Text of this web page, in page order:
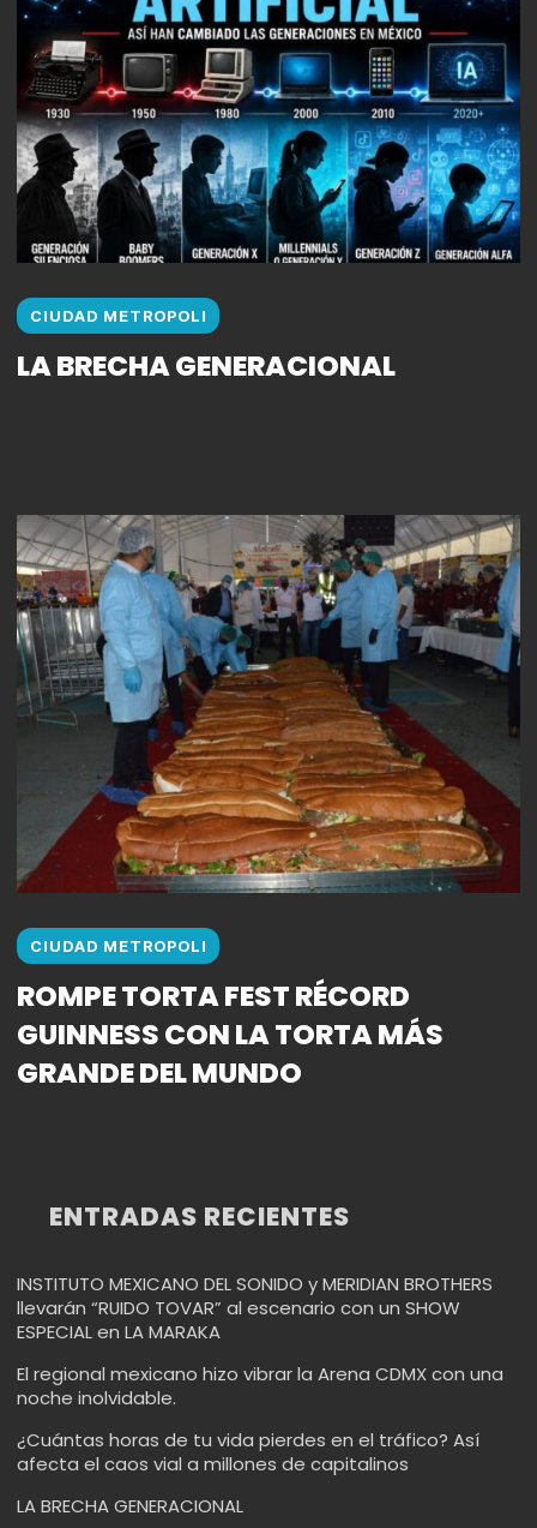
CIUDAD METROPOLI
LA BRECHA GENERACIONAL
CIUDAD METROPOLI
ROMPE TORTA FEST RÉCORD
GUINNESS CON LA TORTA MÁS
GRANDE DEL MUNDO
ENTRADAS RECIENTES
INSTITUTO MEXICANO DEL SONIDO y MERIDIAN BROTHERS
llevarán “RUIDO TOVAR” al escenario con un SHOW
ESPECIAL en LA MARAKA
El regional mexicano hizo vibrar la Arena CDMX con una
noche inolvidable.
¿Cuántas horas de tu vida pierdes en el tráfico? Así
afecta el caos vial a millones de capitalinos
LA BRECHA GENERACIONAL